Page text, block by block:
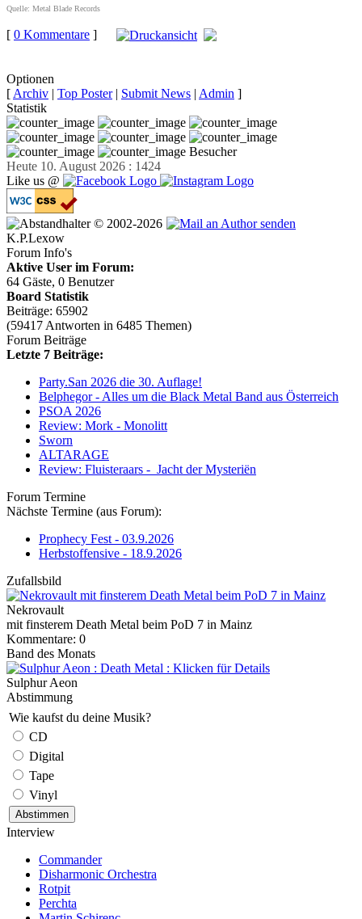
Quelle: Metal Blade Records
[ 0 Kommentare ]
Optionen
[ Archiv | Top Poster| Submit News | Admin ]
Statistik
Besucher
Heute 10. August 2026 : 1424
Like us @
© 2002-2026
K.P.Lexow
Forum Info's
Aktive User im Forum:
64 Gäste, 0 Benutzer
Board Statistik
Beiträge: 65902
(59417 Antworten in 6485 Themen)
Forum Beiträge
Letzte 7 Beiträge:
Party.San 2026 die 30. Auflage!
Belphegor - Alles um die Black Metal Band aus Österreich
PSOA 2026
Review: Mork - Monolitt
Sworn
ALTARAGE
Review: Fluisteraars - Jacht der Mysteriën
Forum Termine
Nächste Termine (aus Forum):
Prophecy Fest - 03.9.2026
Herbstoffensive - 18.9.2026
Zufallsbild
Nekrovault
mit finsterem Death Metal beim PoD 7 in Mainz
Kommentare: 0
Band des Monats
Sulphur Aeon
Abstimmung
Wie kaufst du deine Musik?
CD
Digital
Tape
Vinyl
Interview
Commander
Disharmonic Orchestra
Rotpit
Perchta